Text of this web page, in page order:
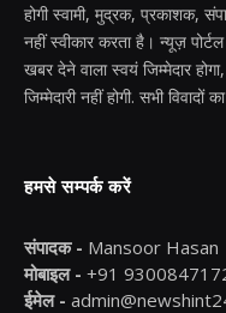
होगी स्वामी, मुद्रक, प्रकाशक,
नहीं स्वीकार करता है। न्यूज़
खबर देने वाला स्वयं जिम्मेदार
जिम्मेदारी नहीं होगी. सभी विवादों
हमसे सम्पर्क करें
संपादक - Mansoor Hasan
मोबाइल - +91
ईमेल -